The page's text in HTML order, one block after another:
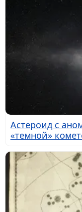
Астероид с
«темной»